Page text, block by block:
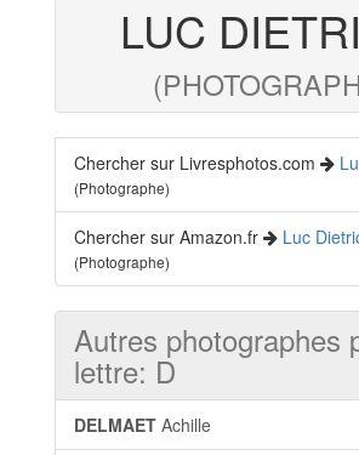
LUC
Chercher sur Livresphotos.com
(Photographe)
Chercher sur Amazon.fr Luc
(Photographe)
Autres photographes
lettre: D
DELMAET Achille